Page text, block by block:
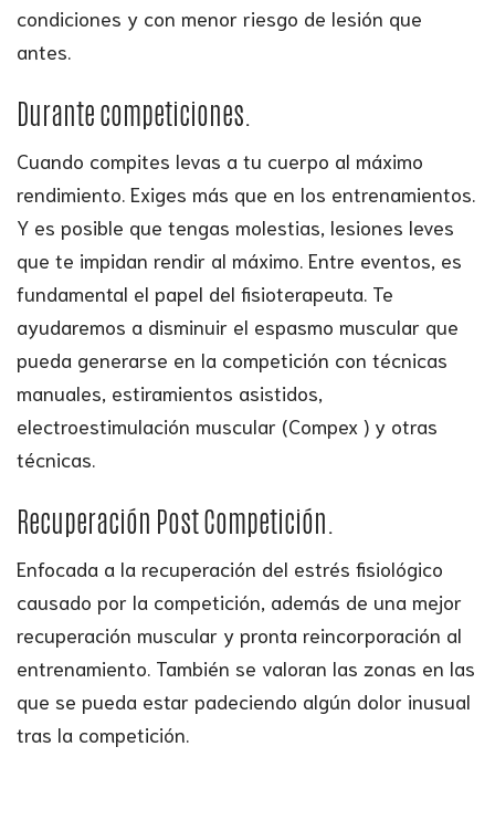
condiciones y con menor riesgo de lesión que
antes.
Durante competiciones.
Cuando compites levas a tu cuerpo al máximo
rendimiento. Exiges más que en los entrenamientos.
Y es posible que tengas molestias, lesiones leves
que te impidan rendir al máximo. Entre eventos, es
fundamental el papel del fisioterapeuta. Te
ayudaremos a disminuir el espasmo muscular que
pueda generarse en la competición con técnicas
manuales, estiramientos asistidos,
electroestimulación muscular (Compex ) y otras
técnicas.
Recuperación Post Competición.
Enfocada a la recuperación del estrés fisiológico
causado por la competición, además de una mejor
recuperación muscular y pronta reincorporación al
entrenamiento. También se valoran las zonas en las
que se pueda estar padeciendo algún dolor inusual
tras la competición.